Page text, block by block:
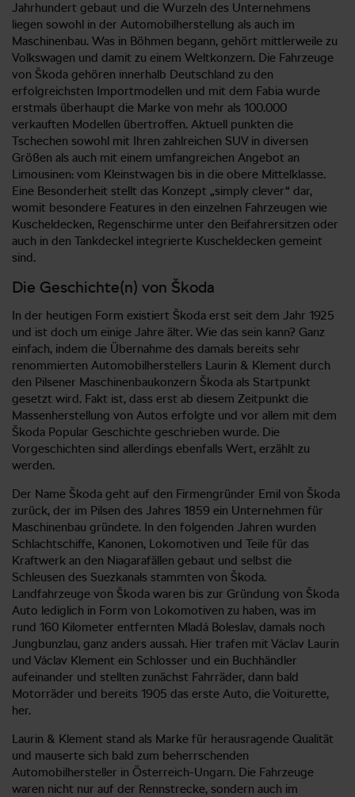
Jahrhundert gebaut und die Wurzeln des Unternehmens
liegen sowohl in der Automobilherstellung als auch im
Maschinenbau. Was in Böhmen begann, gehört mittlerweile zu
Volkswagen und damit zu einem Weltkonzern. Die Fahrzeuge
von Škoda gehören innerhalb Deutschland zu den
erfolgreichsten Importmodellen und mit dem Fabia wurde
erstmals überhaupt die Marke von mehr als 100.000
verkauften Modellen übertroffen. Aktuell punkten die
Tschechen sowohl mit Ihren zahlreichen SUV in diversen
Größen als auch mit einem umfangreichen Angebot an
Limousinen: vom Kleinstwagen bis in die obere Mittelklasse.
Eine Besonderheit stellt das Konzept „simply clever“ dar,
womit besondere Features in den einzelnen Fahrzeugen wie
Kuscheldecken, Regenschirme unter den Beifahrersitzen oder
auch in den Tankdeckel integrierte Kuscheldecken gemeint
sind.
Die Geschichte(n) von Škoda
In der heutigen Form existiert Škoda erst seit dem Jahr 1925
und ist doch um einige Jahre älter. Wie das sein kann? Ganz
einfach, indem die Übernahme des damals bereits sehr
renommierten Automobilherstellers Laurin & Klement durch
den Pilsener Maschinenbaukonzern Škoda als Startpunkt
gesetzt wird. Fakt ist, dass erst ab diesem Zeitpunkt die
Massenherstellung von Autos erfolgte und vor allem mit dem
Škoda Popular Geschichte geschrieben wurde. Die
Vorgeschichten sind allerdings ebenfalls Wert, erzählt zu
werden.
Der Name Škoda geht auf den Firmengründer Emil von Škoda
zurück, der im Pilsen des Jahres 1859 ein Unternehmen für
Maschinenbau gründete. In den folgenden Jahren wurden
Schlachtschiffe, Kanonen, Lokomotiven und Teile für das
Kraftwerk an den Niagarafällen gebaut und selbst die
Schleusen des Suezkanals stammten von Škoda.
Landfahrzeuge von Škoda waren bis zur Gründung von Škoda
Auto lediglich in Form von Lokomotiven zu haben, was im
rund 160 Kilometer entfernten Mladá Boleslav, damals noch
Jungbunzlau, ganz anders aussah. Hier trafen mit Václav Laurin
und Václav Klement ein Schlosser und ein Buchhändler
aufeinander und stellten zunächst Fahrräder, dann bald
Motorräder und bereits 1905 das erste Auto, die Voiturette,
her.
Laurin & Klement stand als Marke für herausragende Qualität
und mauserte sich bald zum beherrschenden
Automobilhersteller in Österreich-Ungarn. Die Fahrzeuge
waren nicht nur auf der Rennstrecke, sondern auch im